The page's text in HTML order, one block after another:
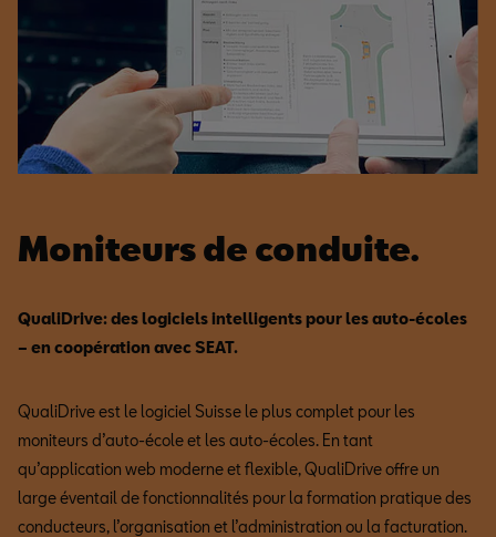
Moniteurs de conduite.
QualiDrive: des logiciels intelligents pour les auto-écoles
– en coopération avec SEAT.
QualiDrive est le logiciel Suisse le plus complet pour les
moniteurs d’auto-école et les auto-écoles. En tant
qu’application web moderne et flexible, QualiDrive offre un
large éventail de fonctionnalités pour la formation pratique des
conducteurs, l’organisation et l’administration ou la facturation.